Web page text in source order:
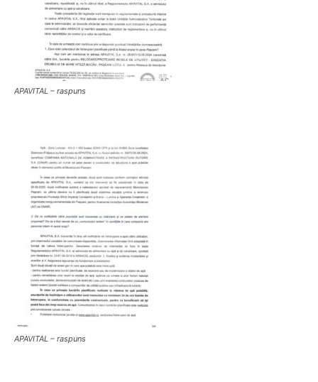
APAVITAL – raspuns
APAVITAL – raspuns